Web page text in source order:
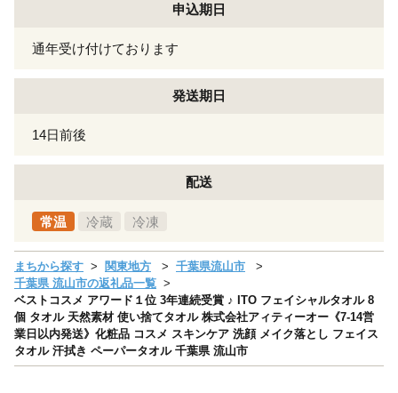
申込期日
通年受け付けております
発送期日
14日前後
配送
常温 冷蔵 冷凍
まちから探す 関東地方
千葉県流山市
千葉県 流山市の返礼品一覧
ベストコスメ アワード１位 3年連続受賞 ♪ ITO フェイシャルタオル 8
個 タオル 天然素材 使い捨てタオル 株式会社アィティーオー《7-14営
業日以内発送》化粧品 コスメ スキンケア 洗顔 メイク落とし フェイス
タオル 汗拭き ペーパータオル 千葉県 流山市